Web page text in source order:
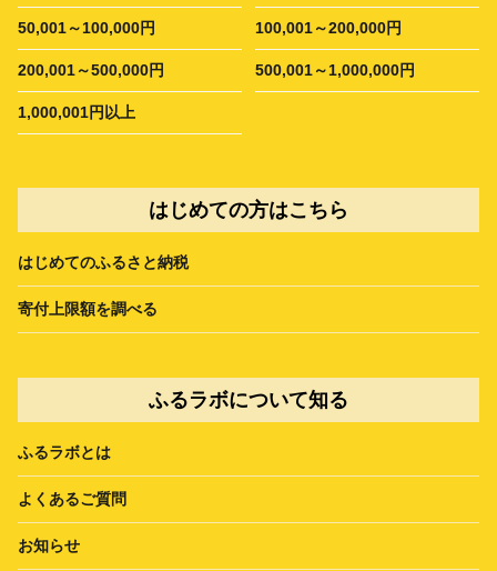
50,001～100,000円 100,001～200,000円
200,001～500,000円 500,001～1,000,000円
1,000,001円以上
はじめての方はこちら
はじめてのふるさと納税
寄付上限額を調べる
ふるラボについて知る
ふるラボとは
よくあるご質問
お知らせ